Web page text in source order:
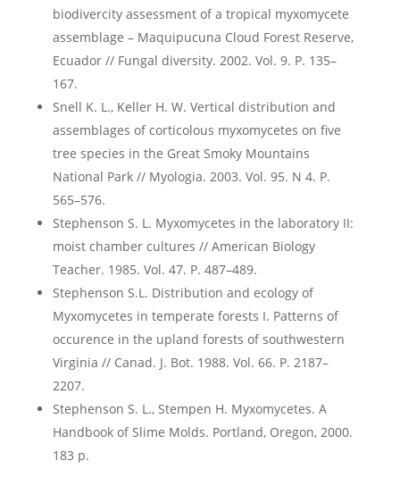
biodivercity assessment of a tropical myxomycete
assemblage – Maquipucuna Cloud Forest Reserve,
Ecuador // Fungal diversity. 2002. Vol. 9. P. 135–
167.
Snell K. L., Keller H. W. Vertical distribution and
assemblages of corticolous myxomycetes on five
tree species in the Great Smoky Mountains
National Park // Myologia. 2003. Vol. 95. N 4. P.
565–576.
Stephenson S. L. Myxomycetes in the laboratory II:
moist chamber cultures // American Biology
Teacher. 1985. Vol. 47. P. 487–489.
Stephenson S.L. Distribution and ecology of
Myxomycetes in temperate forests I. Patterns of
occurence in the upland forests of southwestern
Virginia // Canad. J. Bot. 1988. Vol. 66. P. 2187–
2207.
Stephenson S. L., Stempen H. Myxomycetes. A
Handbook of Slime Molds. Portland, Oregon, 2000.
183 p.